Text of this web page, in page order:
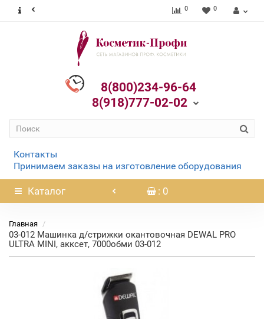
0 0
8(800)234-96-64
8(918)777-02-02
Контакты
Принимаем заказы на изготовление оборудования
Каталог : 0
Главная
03-012 Машинка д/стрижки окантовочная DEWAL PRO
ULTRA MINI, акксет, 7000обми 03-012